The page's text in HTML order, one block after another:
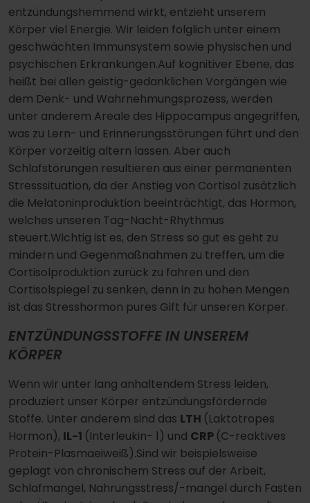
entzündungshemmend wirkt, entzieht unserem
Körper viel Energie. Wir leiden folglich unter einem
geschwächten Immunsystem sowie physischen und
psychischen Erkrankungen.Auf kognitiver Ebene, das
heißt bei allen geistig-gedanklichen Vorgängen wie
dem Denk- und Wahrnehmungsprozess, werden
unter anderem Areale des Hippocampus angegriffen,
was zu Lern- und Erinnerungsstörungen führt und den
Körper vorzeitig altern lassen. Aber auch
Schlafstörungen resultieren aus einer permanenten
Stresssituation, da der Anstieg von Cortisol zusätzlich
die Melatoninproduktion beeinträchtigt, das Hormon,
welches unseren Tag-Nacht-Rhythmus
steuert.Wichtig ist es, den Stress so gut es geht zu
mindern und Gegenmaßnahmen zu treffen, um die
Cortisolproduktion zurück zu fahren und den
Cortisolspiegel zu senken, denn in zu hohen Mengen
ist das Stresshormon pures Gift für unseren Körper.
ENTZÜNDUNGSSTOFFE IN UNSEREM
KÖRPER
Wenn wir unter lang anhaltendem Stress leiden,
produziert unser Körper entzündungsfördernde
Stoffe. Unter anderem sind das LTH (Laktotropes
Hormon), IL-1 (Interleukin- 1) und CRP (C-reaktives
Protein-Plasmaeiweiß).Sind wir beispielsweise
geplagt von chronischem Stress auf der Arbeit,
Schlafmangel, Nahrungsstress/-mangel durch Fasten